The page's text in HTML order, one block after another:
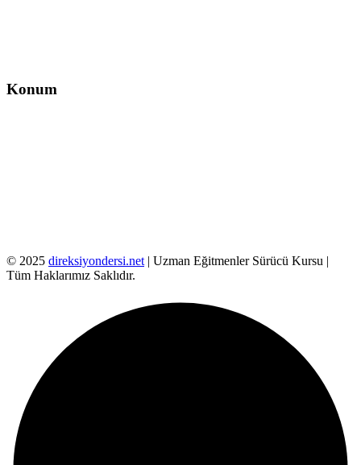
Konum
© 2025 direksiyondersi.net | Uzman Eğitmenler Sürücü Kursu |
Tüm Haklarımız Saklıdır.